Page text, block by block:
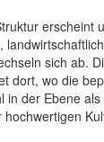
erscheint
sich ab.
dort, wo die
in der Ebene als